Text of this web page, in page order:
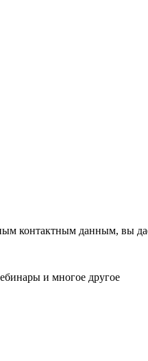
контактным данным, вы
и многое другое